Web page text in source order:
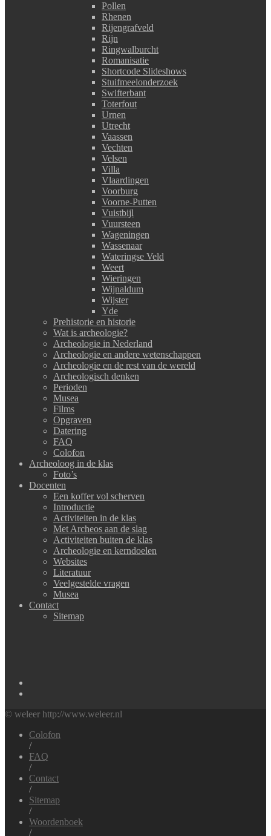
Pollen
Rhenen
Rijengrafveld
Rijn
Ringwalburcht
Romanisatie
Shortcode Slideshows
Stuifmeelonderzoek
Swifterbant
Toterfout
Urnen
Utrecht
Vaassen
Vechten
Velsen
Villa
Vlaardingen
Voorburg
Voorne-Putten
Vuistbijl
Vuursteen
Wageningen
Wassenaar
Wateringse Veld
Weert
Wieringen
Wijnaldum
Wijster
Yde
Prehistorie en historie
Wat is archeologie?
Archeologie in Nederland
Archeologie en andere wetenschappen
Archeologie en de rest van de wereld
Archeologisch denken
Perioden
Musea
Films
Opgraven
Datering
FAQ
Colofon
Archeoloog in de klas
Foto’s
Docenten
Een koffer vol scherven
Introductie
Activiteiten in de klas
Met Archeos aan de slag
Activiteiten buiten de klas
Archeologie en kerndoelen
Websites
Literatuur
Veelgestelde vragen
Musea
Contact
Sitemap
© weleer http://www.weleer.nl
Colofon
/
FAQ
/
Contact
/
Sitemap
/
Woordenboek
/